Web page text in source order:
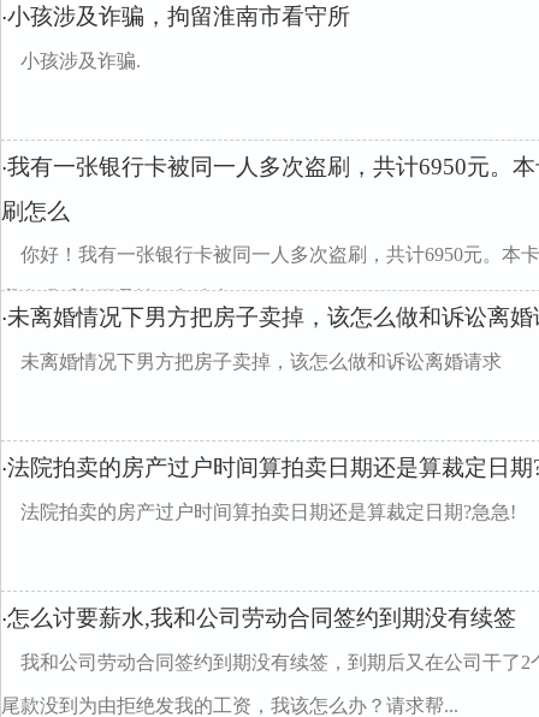
·小孩涉及诈骗，拘留淮南市看守所
小孩涉及诈骗.
·我有一张银行卡被同一人多次盗刷，共计6950元。
刷怎么
你好！我有一张银行卡被同一人多次盗刷，共计6950元。本
我发现后拒不承认，怎么办？
·未离婚情况下男方把房子卖掉，该怎么做和诉讼离婚
未离婚情况下男方把房子卖掉，该怎么做和诉讼离婚请求
·法院拍卖的房产过户时间算拍卖日期还是算裁定日期
法院拍卖的房产过户时间算拍卖日期还是算裁定日期?急急!
·怎么讨要薪水,我和公司劳动合同签约到期没有续签
我和公司劳动合同签约到期没有续签，到期后又在公司干了
尾款没到为由拒绝发我的工资，我该怎么办？请求帮...